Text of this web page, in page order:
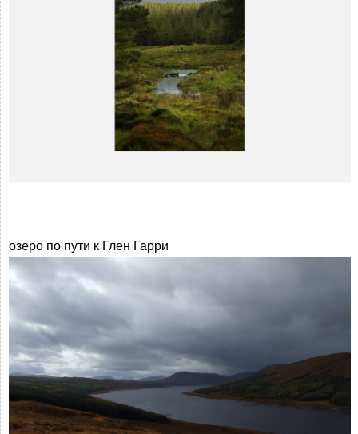
озеро по пути к Глен Гарри